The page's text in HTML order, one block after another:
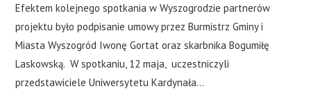
Efektem kolejnego spotkania w Wyszogrodzie partnerów
projektu było podpisanie umowy przez Burmistrz Gminy i
Miasta Wyszogród Iwonę Gortat oraz skarbnika Bogumiłę
Laskowską. W spotkaniu, 12 maja, uczestniczyli
przedstawiciele Uniwersytetu Kardynała…